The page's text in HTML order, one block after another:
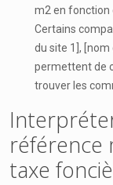
m2 en fonction
Certains
du site 1], [nom
permettent de
trouver les
référence
taxe